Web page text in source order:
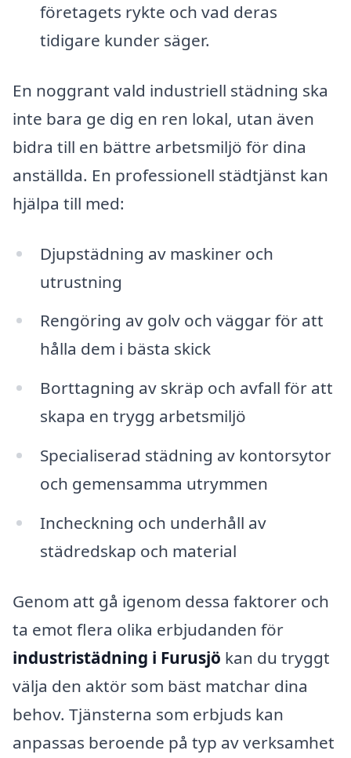
företagets rykte och vad deras
tidigare kunder säger.
En noggrant vald industriell städning ska
inte bara ge dig en ren lokal, utan även
bidra till en bättre arbetsmiljö för dina
anställda. En professionell städtjänst kan
hjälpa till med:
Djupstädning av maskiner och
utrustning
Rengöring av golv och väggar för att
hålla dem i bästa skick
Borttagning av skräp och avfall för att
skapa en trygg arbetsmiljö
Specialiserad städning av kontorsytor
och gemensamma utrymmen
Incheckning och underhåll av
städredskap och material
Genom att gå igenom dessa faktorer och
ta emot flera olika erbjudanden för
industristädning i Furusjö kan du tryggt
välja den aktör som bäst matchar dina
behov. Tjänsterna som erbjuds kan
anpassas beroende på typ av verksamhet